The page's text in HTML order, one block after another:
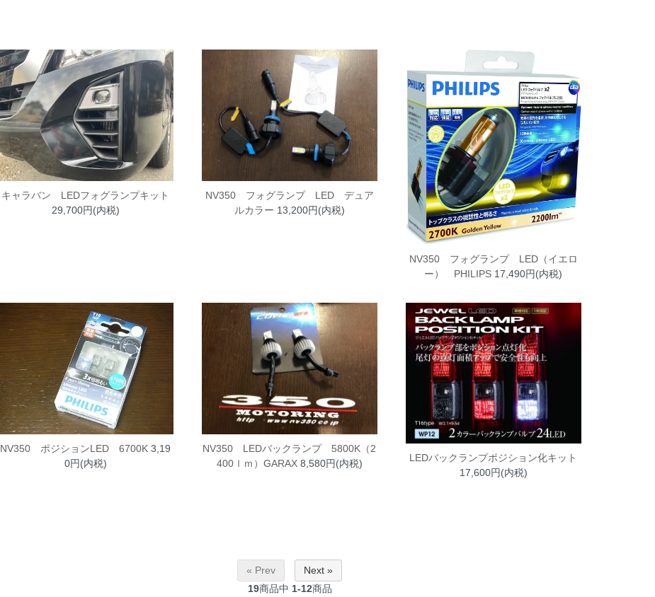
キャラバン LEDフォグランプキット
29,700円(内税)
NV350 フォグランプ LED デュア
ルカラー 13,200円(内税)
NV350 フォグランプ LED（イエロ
ー） PHILIPS 17,490円(内税)
NV350 ポジションLED 6700K 3,19
0円(内税)
NV350 LEDバックランプ 5800K（2
400ｌｍ）GARAX8,580円(内税)
LEDバックランプポジション化キット
17,600円(内税)
« Prev
Next »
19商品中 1-12商品